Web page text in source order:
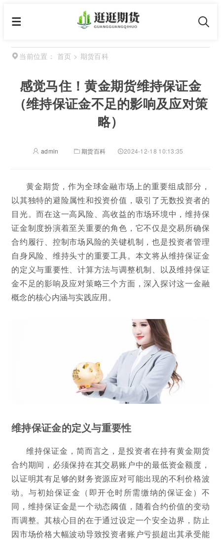
当前位置： 首页 > 期货百科
感觉马住！黄金期货维持保证金
（维持保证金不足的影响及应对策
略）
admin 期货百科 2024-12-18 10:13:35
黄金期货，作为全球金融市场上的重要组成部分，
以其独特的避险属性和投资价值，吸引了无数投资者的
目光。而在这一高风险、高收益的市场环境中，维持保
证金制度扮演着至关重要的角色，它不仅是交易所确保
合约履行、控制市场风险的关键机制，也是投资者管理
自身风险、维持头寸的重要工具。本文将从维持保证金
的定义与重要性、计算方法与调整机制、以及维持保证
金不足的影响及应对策略三个方面，深入探讨这一金融
概念的核心内涵与实践应用。
维持保证金的定义与重要性
维持保证金，简而言之，是投资者在持有黄金期货
合约期间，必须保持在其交易账户中的最低资金额度，
以证明其有足够的财务资源应对可能出现的不利价格波
动。与初始保证金（即开仓时所需缴纳的保证金）不
同，维持保证金是一个动态阈值，随着合约价值的变动
而调整。其核心目的在于通过设定一个安全边界，防止
因市场价格大幅波动导致投资者账户亏损超出其承受能